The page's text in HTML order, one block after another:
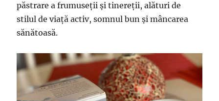
păstrare a frumuseții și tinereții, alături de
stilul de viață activ, somnul bun și mâncarea
sănătoasă.